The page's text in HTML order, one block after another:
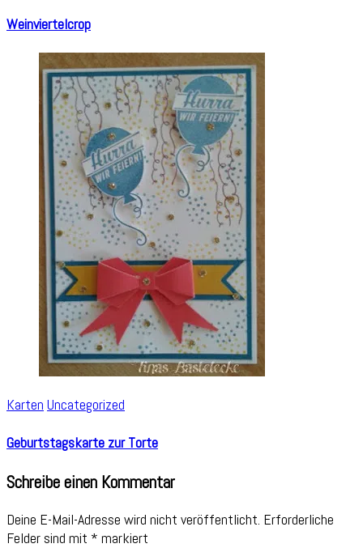
Weinviertelcrop
Karten Uncategorized
Geburtstagskarte zur Torte
Schreibe einen Kommentar
Deine E-Mail-Adresse wird nicht veröffentlicht. Erforderliche
Felder sind mit * markiert